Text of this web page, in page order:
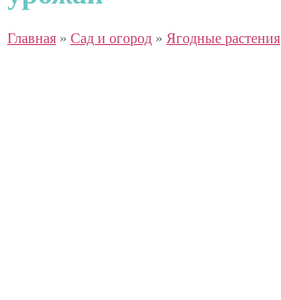
Главная » Сад и огород » Ягодные растения